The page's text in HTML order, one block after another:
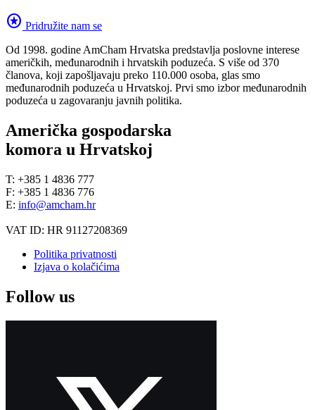
stars Pridružite nam se
Od 1998. godine AmCham Hrvatska predstavlja poslovne interese
američkih, međunarodnih i hrvatskih poduzeća. S više od 370
članova, koji zapošljavaju preko 110.000 osoba, glas smo
međunarodnih poduzeća u Hrvatskoj. Prvi smo izbor međunarodnih
poduzeća u zagovaranju javnih politika.
Američka gospodarska
komora u Hrvatskoj
T: +385 1 4836 777
F: +385 1 4836 776
E: info@amcham.hr
VAT ID: HR 91127208369
Politika privatnosti
Izjava o kolačićima
Follow us